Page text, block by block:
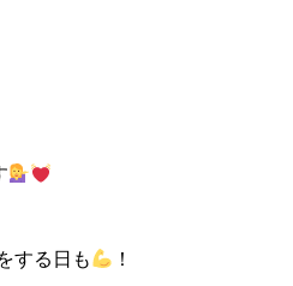
する日も ！